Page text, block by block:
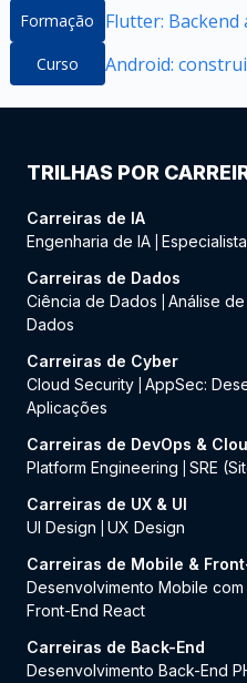
Formação Flutter: Backend
Curso Android:
TRILHAS POR
Carreiras de IA
Engenharia de IA
Carreiras de Dados
Ciência de Dados
Análise
Dados
Carreiras de Cyber
Cloud Security AppSec:
Aplicações
Carreiras de DevOps &
Platform Engineering
SRE
Carreiras de UX & UI
UI Design
UX Design
Carreiras de Mobile &
Desenvolvimento Mobile com
Front-End React
Carreiras de Back-End
Desenvolvimento Back-End